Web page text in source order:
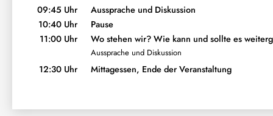
09:45 Uhr
Aussprache und Diskussion
10:40 Uhr
Pause
11:00 Uhr
Wo stehen wir? Wie kann und sollte es
Aussprache und Diskussion
12:30 Uhr Mittagessen, Ende der Veranstaltung